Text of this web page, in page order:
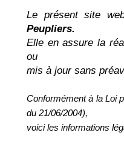
Le présent site
Peupliers.
Elle en assure la
ou
mis à jour sans
Conformément à la Loi
du 21/06/2004),
voici les informations